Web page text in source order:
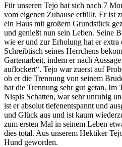
Für unseren Tejo hat sich nach 7
vom eigenen Zuhause erfüllt. Er ist
ein Haus mit großem Grundstück
und genießt nun sein Leben. Seine
wie er und zur Erholung hat er extra
Schreibtisch seines Herrchens
Gartenarbeit, indem er nach
auflockert“. Tejo war zuerst auf
ob er die Trennung von seinem
hat die Trennung sehr gut getan. Im
Nispis Schatten, war sehr unruhig
ist er absolut tiefenentspannt und
und Glück aus und ist kaum
zum ersten Mal in seinem Leben
dies total. Aus unserem Hektiker
Hund geworden.